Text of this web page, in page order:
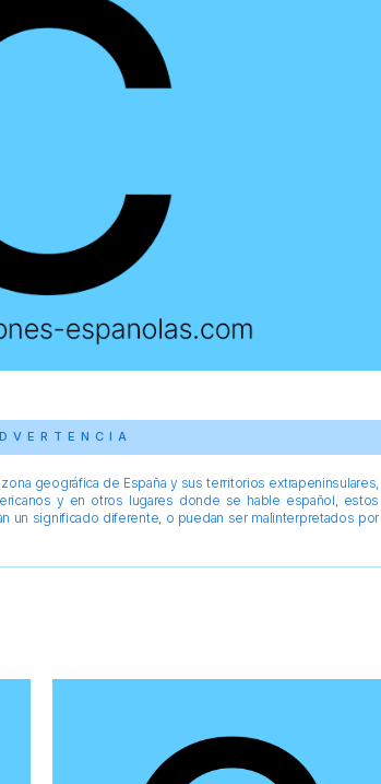
geográfica de España y sus territorios extrapeninsulares,
y en otros lugares donde se hable español, estos
un significado diferente, o puedan ser malinterpretados por